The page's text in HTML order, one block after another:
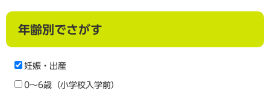
年齢別でさがす
妊娠・出産
0～6歳（小学校入学前）